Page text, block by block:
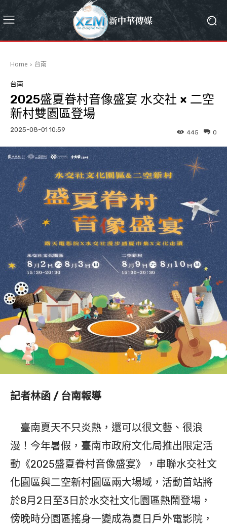
Home 台南
台南
2025盛夏眷村音像盛宴 水交社 × 二空
新村雙園區登場
2025-08-01 10:59 0
445
記者林函 / 台南報導
臺南夏天不只炎熱，還可以很文藝、很浪
漫！今年暑假，臺南市政府文化局推出限定活
動《2025盛夏眷村音像盛宴》，串聯水交社文
化園區與二空新村園區兩大場域，活動首站將
於8月2日至3日於水交社文化園區熱鬧登場，
傍晚時分園區搖身一變成為夏日戶外電影院，